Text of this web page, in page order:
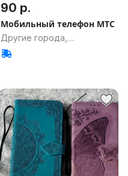
90 р.
Мобильный телефон МТС
Другие города,
Гомельская обл.